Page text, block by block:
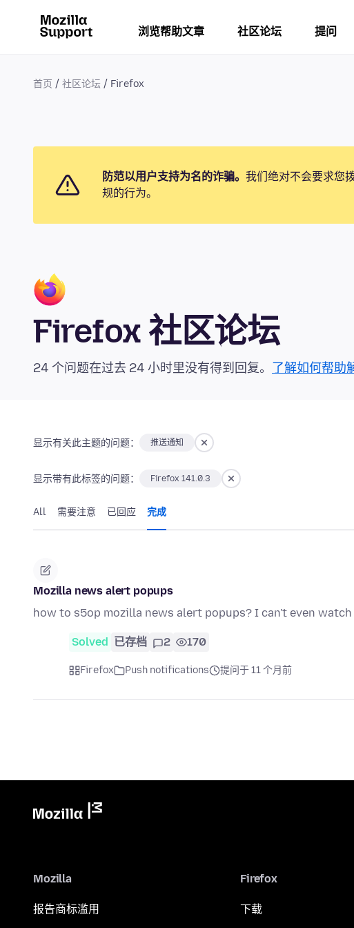
浏览帮助文章 社区论坛 提问
首页 社区论坛 Firefox
防范以用户支持为名的诈骗。 我们绝对不会要求您
规的行为。
Firefox 社区论坛
24 个问题在过去 24 小时里没有得到回复。 了解如何帮助
显示有关此主题的问题： 推送通知
显示带有此标签的问题： Firefox 141.0.3
All 需要注意 已回应 完成
Mozilla news alert popups
how to s5op mozilla news alert popups? I can't even
Solved 已存档 2 170
Firefox Push notifications 提问于 11 个月前
Mozilla
报告商标滥用
Firefox
下载